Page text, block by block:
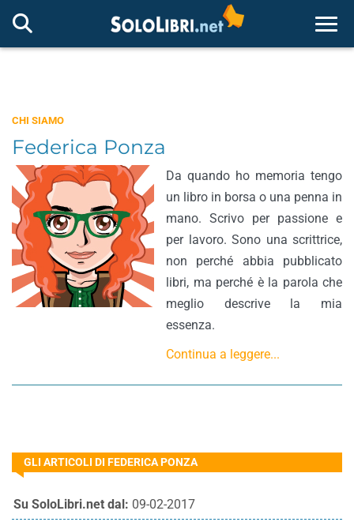
CHI SIAMO
Federica Ponza
Da quando ho memoria tengo
un libro in borsa o una penna in
mano. Scrivo per passione e
per lavoro. Sono una scrittrice,
non perché abbia pubblicato
libri, ma perché è la parola che
meglio descrive la mia
essenza.
Continua a leggere...
GLI ARTICOLI DI FEDERICA PONZA
Su SoloLibri.net dal: 09-02-2017